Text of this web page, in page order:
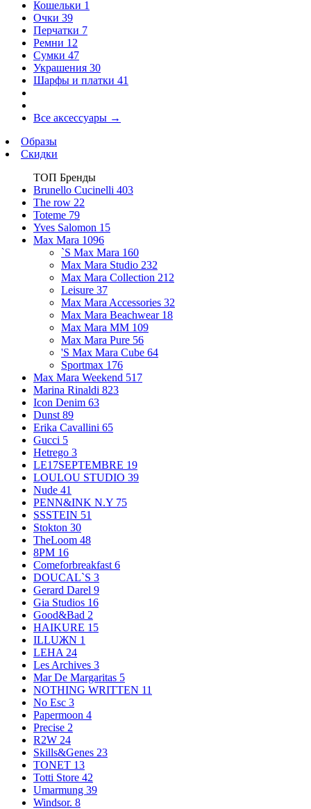
Кошельки 1
Очки 39
Перчатки 7
Ремни 12
Сумки 47
Украшения 30
Шарфы и платки 41
Все аксессуары →
Образы
Скидки
ТОП Бренды
Brunello Cucinelli 403
The row 22
Toteme 79
Yves Salomon 15
Max Mara 1096
`S Max Mara 160
Max Mara Studio 232
Max Mara Collection 212
Leisure 37
Max Mara Accessories 32
Max Mara Beachwear 18
Max Mara MM 109
Max Mara Pure 56
'S Max Mara Cube 64
Sportmax 176
Max Mara Weekend 517
Marina Rinaldi 823
Icon Denim 63
Dunst 89
Erika Cavallini 65
Gucci 5
Hetrego 3
LE17SEPTEMBRE 19
LOULOU STUDIO 39
Nude 41
PENN&INK N.Y 75
SSSTEIN 51
Stokton 30
TheLoom 48
8PM 16
Comeforbreakfast 6
DOUCAL`S 3
Gerard Darel 9
Gia Studios 16
Good&Bad 2
HAIKURE 15
ILLUЖN 1
LEHA 24
Les Archives 3
Mar De Margaritas 5
NOTHING WRITTEN 11
No Esc 3
Papermoon 4
Precise 2
R2W 24
Skills&Genes 23
TONET 13
Totti Store 42
Umarmung 39
Windsor. 8